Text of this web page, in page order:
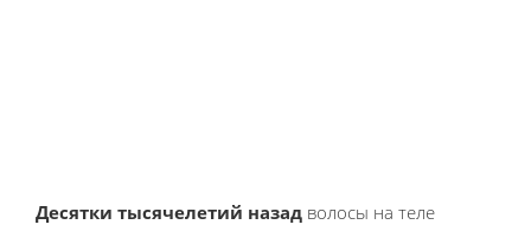
Десятки тысячелетий назад волосы на теле